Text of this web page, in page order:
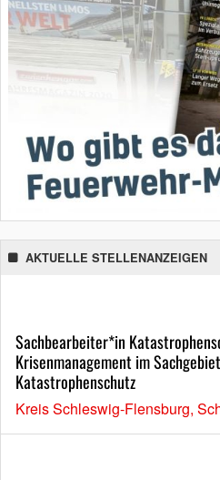
AKTUELLE STELLENANZEIGEN
Sachbearbeiter*in
Krisenmanagement im
Katastrophenschutz
Kreis Schleswig-Flensburg,